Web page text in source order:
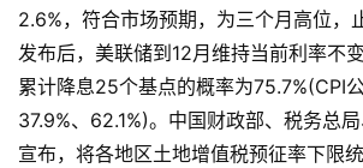
首
页
2.6%，符合市场预期，为三个月高位，
发布后，美联储到12月维持当前利率不
累计降息25个基点的概率为75.7%(CPI
37.9%、62.1%)。中国财政部、税务总
宣布，将各地区土地增值税预征率下限